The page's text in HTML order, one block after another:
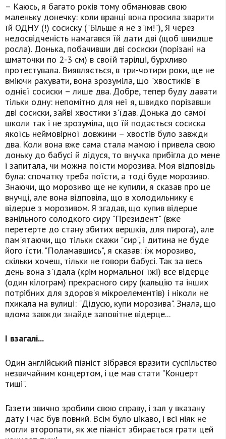
– Каюсь, я багато років тому обманював свою
маленьку донечку: коли вранці вона просила зварити
їй ОДНУ (!) сосиску ("Більше я не з'їм!"), Я через
недосвідченість намагався їй дати дві (щоб швидше
росла). Донька, побачивши дві сосиски (порізані на
шматочки по 2-3 см) в своїй тарілці, бурхливо
протестувала. Виявляється, в три-чотири роки, ще не
вміючи рахувати, вона зрозуміла, що "хвостиків" в
однієї сосиски – лише два. Добре, тепер буду давати
тільки одну: непомітно для неї я, швидко порізавши
дві сосиски, зайві хвостики з'їдав. Донька до самої
школи так і не зрозуміла, що їй подається сосиска
якоїсь неймовірної довжини – хвостів було завжди
два. Коли вона вже сама стала мамою і привела свою
доньку до бабусі й дідуся, то внучка прибігла до мене
і запитала, чи можна поїсти морозива. Моя відповідь
була: спочатку треба поїсти, а тоді буде морозиво.
Знаючи, що морозиво ще не купили, я сказав про це
внучці, але вона відповіла, що в холодильнику є
відерце з морозивом. Я згадав, що купив відерце
ванільного солодкого сиру "Президент" (вже
перетерте до стану збитих вершків, для пирога), але
пам'ятаючи, що тільки скажи "сир", і дитина не буде
його їсти. "Поламавшись", я сказав: їж морозиво,
скільки хочеш, тільки не говори бабусі. Так за весь
день вона з'їдала (крім нормальної їжі) все відерце
(один кілограм) прекрасного сиру (кальцію та інших
потрібних для здоров'я мікроелементів) і ніколи не
пхикала на вулиці: "Дідусю, купи морозива". Знала, що
вдома завжди знайде заповітне відерце...
І взагалі...
Один англійський піаніст зібрався вразити суспільство
незвичайним концертом, і це мав стати "Концерт
тиші".
Газети звично зробили свою справу, і зал у вказану
дату і час був повний. Всім було цікаво, і всі ніяк не
могли второпати, як же піаніст збирається грати цей